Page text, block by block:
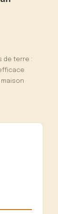
de terre :